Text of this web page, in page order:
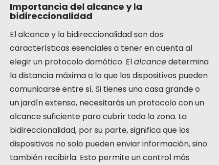
Importancia del alcance y la
bidireccionalidad
El alcance y la bidireccionalidad son dos
características esenciales a tener en cuenta al
elegir un protocolo domótico. Elalcancedetermina
la distancia máxima a la que los dispositivos pueden
comunicarse entre sí. Si tienes una casa grande o
un jardín extenso, necesitarás un protocolo con un
alcance suficiente para cubrir toda la zona. La
bidireccionalidad, por su parte, significa que los
dispositivos no solo pueden enviar información, sino
también recibirla. Esto permite un control más